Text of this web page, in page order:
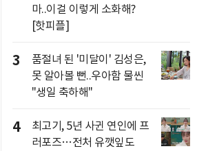
마..이걸 이렇게 소화해?
[핫피플]
3
품절녀 된 '미달이' 김성은,
못 알아볼 뻔..우아함 물씬
"생일 축하해"
4
최고기, 5년 사귄 연인에 프
러포즈…전처 유깻잎도